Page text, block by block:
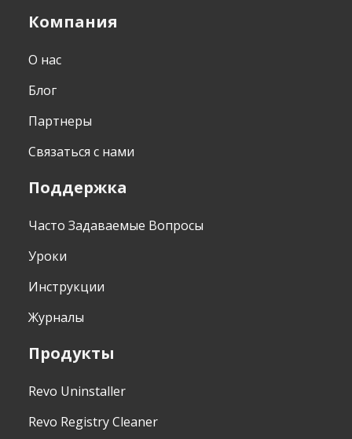
Компания
О нас
Блог
Партнеры
Связаться с нами
Поддержка
Часто Задаваемые Вопросы
Уроки
Инструкции
Журналы
Продукты
Revo Uninstaller
Revo Registry Cleaner